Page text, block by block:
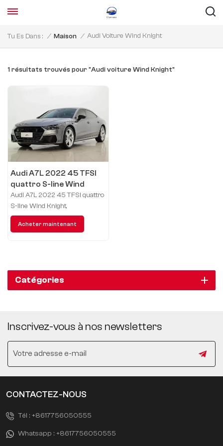
Tu Es Dans : / Maison / Audi Voiture Wind Knight
1 résultats trouvés pour "Audi voiture Wind Knight"
Audi A7L 2022 45 TFSI
quattro S-line Wind
Knight
Audi A7L 2022 45 TFSI quattro
S-line Wind Knight,
immatriculée en juin 2023, 9
000 kilomètres, soit le nombre
Acheter maintenant
Catégories
Inscrivez-vous à nos newsletters
CONTACTEZ-NOUS
Tél : +8617756050555
Whatsapp : +8617756050555